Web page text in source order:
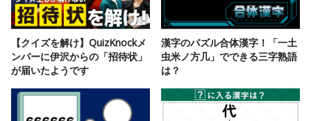
【クイズを解け】QuizKnockメ
ンバーに伊沢からの「招待状」
が届いたようです
漢字のパズル合体漢字！「一土
虫米ノ方几」でできる三字熟語
は？